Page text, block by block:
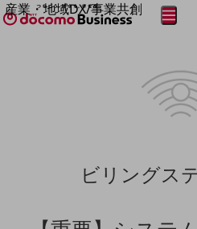
産業・地域DX/事業共創
OPEN HUB for Plural Futures
「社会可能性」を探究・実装する事業共創エ
OPEN HUB for Plural Futuresとは
産業・地域DXプラットフォーマーとして
Smart City
メニ
開く
フリーワードを入力して探す
フリーワードでNTTドコモビジネスの
取り組みを検索ビリングス